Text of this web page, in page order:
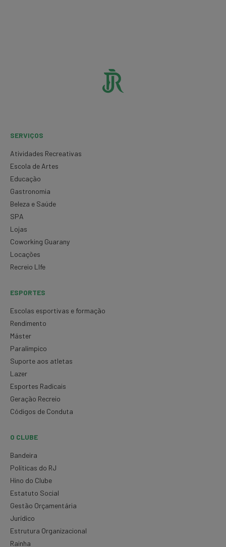
SERVIÇOS
Atividades Recreativas
Escola de Artes
Educação
Gastronomia
Beleza e Saúde
SPA
Lojas
Coworking Guarany
Locações
Recreio LIfe
ESPORTES
Escolas esportivas e formação
Rendimento
Máster
Paralímpico
Suporte aos atletas
Lazer
Esportes Radicais
Geração Recreio
Códigos de Conduta
O CLUBE
Bandeira
Políticas do RJ
Hino do Clube
Estatuto Social
Gestão Orçamentária
Jurídico
Estrutura Organizacional
Rainha